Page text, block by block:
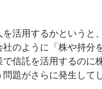
活用するかというと
のように「株や持分
信託を活用するのに
題がさらに発生して